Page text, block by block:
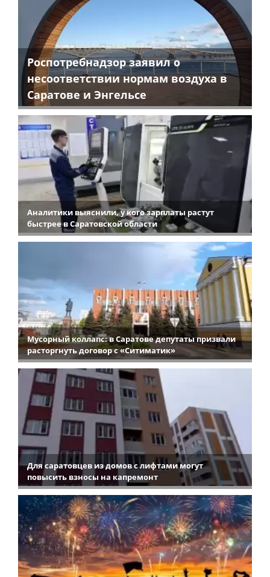
Роспотребнадзор заявил о
несоответствии нормам воздуха в
Саратове и Энгельсе
Аналитики выяснили, у кого зарплаты растут
быстрее в Саратовской области
Мусорный коллапс: в Саратове депутаты призвали
расторгнуть договор с «Ситиматик»
Для саратовцев из домов с лифтами могут
повысить взносы на капремонт